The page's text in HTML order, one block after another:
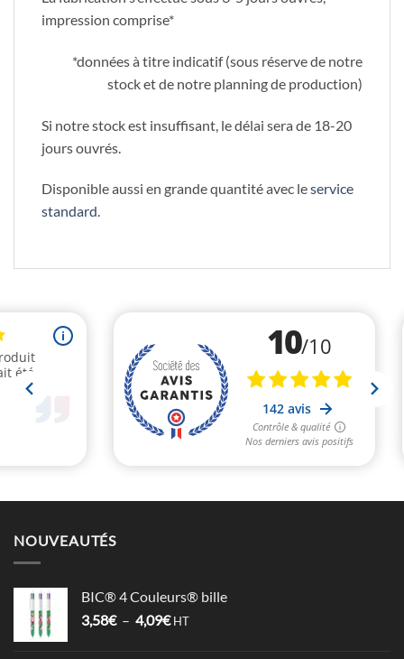
impression comprise*
*données à titre indicatif (sous réserve de notre
stock et de notre planning de production)
Si notre stock est insuffisant, le délai sera de 18-20
jours ouvrés.
Disponible aussi en grande quantité avec leservice
standard.
NOUVEAUTÉS
BIC® 4 Couleurs® bille
3,58€ – 4,09€Plage
HT